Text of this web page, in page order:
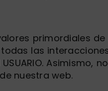
primordiales de
las
nuestra web.